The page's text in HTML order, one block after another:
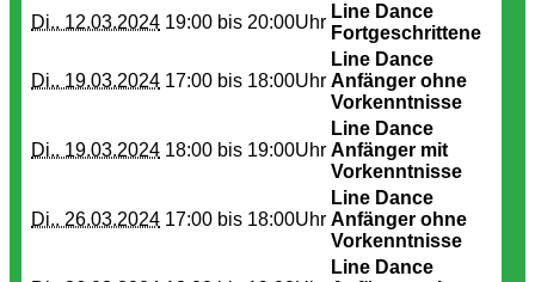
Di.. 12.03.2024 19:00 bis 20:00Uhr
Line Dance
Fortgeschrittene
Di.. 19.03.2024 17:00 bis 18:00Uhr
Line Dance
Anfänger ohne
Vorkenntnisse
Di.. 19.03.2024 18:00 bis 19:00Uhr
Line Dance
Anfänger mit
Vorkenntnisse
Di.. 26.03.2024 17:00 bis 18:00Uhr
Line Dance
Anfänger ohne
Vorkenntnisse
Line Dance